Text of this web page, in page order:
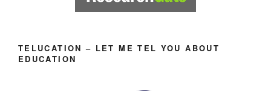
TELUCATION – LET ME TEL YOU ABOUT
EDUCATION